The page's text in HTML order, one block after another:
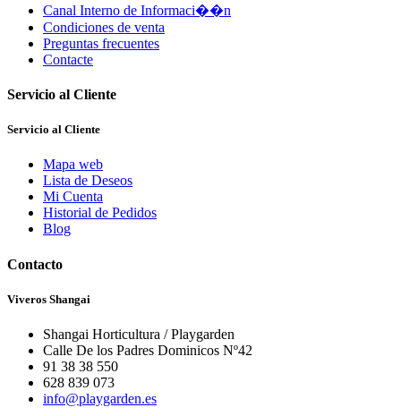
Canal Interno de Informaci��n
Condiciones de venta
Preguntas frecuentes
Contacte
Servicio al Cliente
Servicio al Cliente
Mapa web
Lista de Deseos
Mi Cuenta
Historial de Pedidos
Blog
Contacto
Viveros Shangai
Shangai Horticultura / Playgarden
Calle De los Padres Dominicos Nº42
91 38 38 550
628 839 073
info@playgarden.es